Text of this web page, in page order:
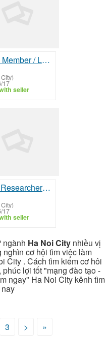
Board Member / Legal Committee Volunteer
17
seller
Legal Researcher / Policy Advocate
17
seller
ngành Ha Noi City nhiều vị
nghìn cơ hội tìm việc làm
City . Cách tìm kiếm cơ hôi
lợi tốt "mạng đào tạo -
ngay" Ha Noi City kênh tìm
3 > »